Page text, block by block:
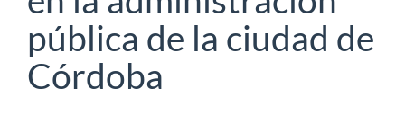
pública de la ciudad de
Córdoba